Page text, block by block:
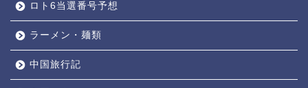
ロト6当選番号予想
ラーメン・麺類
中国旅行記